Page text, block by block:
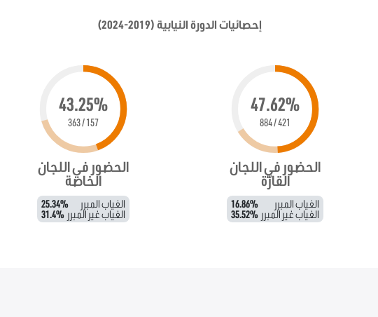
إحصائيات الدورة النيابية (2019-2024)
47.62%
421 / 884
الحضور في اللجان
القارّة
الغياب المبرر 16.86%
الغياب غير المبرر 35.52%
43.25%
157 / 363
الحضور في اللجان
الخاصة
الغياب المبرر 25.34%
الغياب غير المبرر 31.4%